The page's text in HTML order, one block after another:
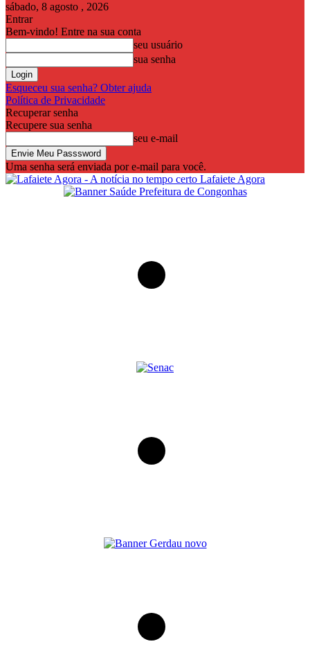
sábado, 8 agosto , 2026
Entrar
Bem-vindo! Entre na sua conta
seu usuário
sua senha
Esqueceu sua senha? Obter ajuda
Política de Privacidade
Recuperar senha
Recupere sua senha
seu e-mail
Uma senha será enviada por e-mail para você.
Lafaiete Agora